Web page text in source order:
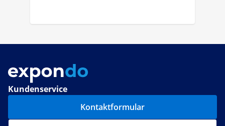
Kundenservice
Kontaktformular